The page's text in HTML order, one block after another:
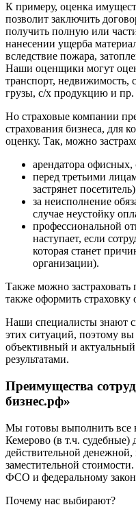
К примеру, оценка
позволит заключить
получить полную или
нанесении ущерба
вследствие пожара,
Наши оценщики могут
транспорт, недвижимость,
грузы, с/х продукцию и пр.
Но страховые компании
страхования бизнеса, для
оценку. Так, можно
арендатора
перед третьими
застрянет
за неисполнение
случае неустойку
профессиональной
наступает, если
которая станет
организации).
Также можно застраховать
также оформить страховку
Наши специалисты знают
этих ситуаций, поэтому
объективный и
результатами.
Преимущества
бизнес.рф»
Мы готовы выполнить все
Кемерово (в т.ч. судебные)
действительной
заместительной
ФСО и федеральному
Почему нас выбирают?
Губкинский
Гуково
Гулькевичи
Гусев
Гусь-Хрустальный
Дедовск
Джанкой
Дзержинск
Димитровград
Дмитров
Долгопрудный
Домодедово
Донецк
Дюртюли
Екатеринбург
Елабуга
Елец
Енисейск
Ермолино
Железногорск
Железногорск-Илимский
Жуковский
Заводоуковск
Заозерный